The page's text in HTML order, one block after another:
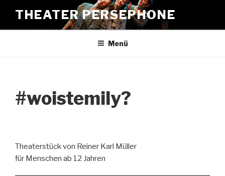
Inhalt
springen
THEATER PERSEPHONE
Menü
#woistemily?
Theaterstück von Reiner Karl Müller
für Menschen ab 12 Jahren